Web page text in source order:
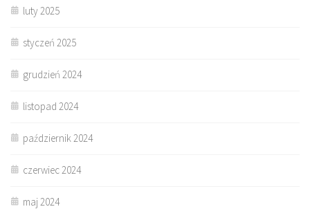
luty 2025
styczeń 2025
grudzień 2024
listopad 2024
październik 2024
czerwiec 2024
maj 2024